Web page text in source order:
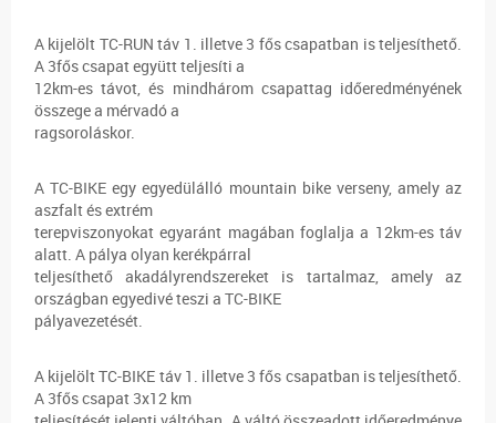
A kijelölt TC-RUN táv 1. illetve 3 fős csapatban is teljesíthető.
A 3fős csapat együtt teljesíti a
12km-es távot, és mindhárom csapattag időeredményének
összege a mérvadó a
ragsoroláskor.
A TC-BIKE egy egyedülálló mountain bike verseny, amely az
aszfalt és extrém
terepviszonyokat egyaránt magában foglalja a 12km-es táv
alatt. A pálya olyan kerékpárral
teljesíthető akadályrendszereket is tartalmaz, amely az
országban egyedivé teszi a TC-BIKE
pályavezetését.
A kijelölt TC-BIKE táv 1. illetve 3 fős csapatban is teljesíthető.
A 3fős csapat 3x12 km